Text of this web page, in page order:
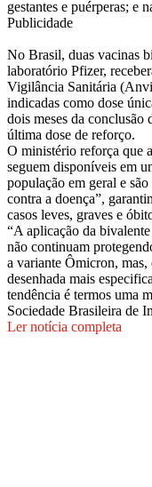
gestantes e puérperas; e
Publicidade
No Brasil, duas vacinas
laboratório Pfizer,
Vigilância Sanitária
indicadas como dose
dois meses da
última dose de reforço.
O ministério reforça que
seguem disponíveis em
população em geral e
contra a doença”,
casos leves, graves e
“A aplicação da
não continuam
a variante Ômicron,
desenhada mais
tendência é termos uma
Sociedade Brasileira de
Ler notícia completa